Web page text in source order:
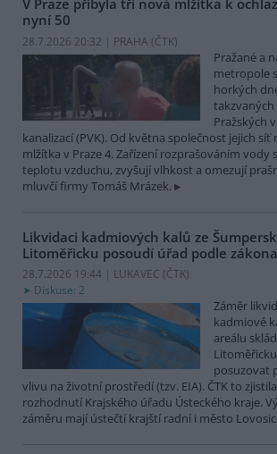
V Praze přibyla tři nová mlžítka k
nyní 50
28.7.2026 20:32 | PRAHA (ČTK)
Pražané a
metropole
horkých
takzvaných
Pražských
kanalizací (PVK). Od května společnost jejich
mlžítka v Praze 4. Zařízení rozprašováním vody
teplotu vzduchu, zvyšují vlhkost a omezují
mluvčí firmy Tomáš Mrázek.
Likvidaci kadmiových kalů ze
Litoměřicku posoudí úřad podle zákona
28.7.2026 19:44 | LUKAVEC (ČTK)
Diskuse: 2
Záměr
kadmiové
areálu
posuzovat
vlivu na životní prostředí (tzv. EIA). ČTK to
rozhodnutí Krajského úřadu Ústeckého kraje.
záměru mají ústečtí krajští radní i město